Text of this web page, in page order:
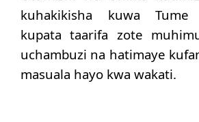
kuhakikisha kuwa Tume
kupata taarifa zote
uchambuzi na hatimaye
masuala hayo kwa wakati.